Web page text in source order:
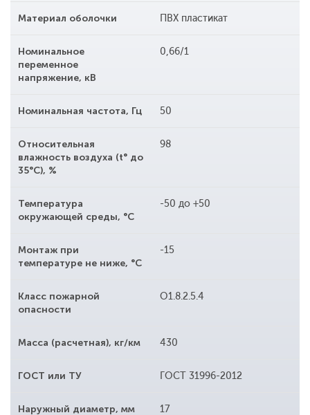
Материал оболочки ПВХ пластикат
Номинальное
переменное
напряжение, кВ
0,66/1
Номинальная частота, Гц 50
Относительная
влажность воздуха (t° до
35°С), %
98
Температура
окружающей среды, °С
-50 до +50
Монтаж при
температуре не ниже, °С
-15
Класс пожарной
опасности
O1.8.2.5.4
Масса (расчетная), кг/км 430
ГОСТ или ТУ ГОСТ 31996-2012
Наружный диаметр, мм 17